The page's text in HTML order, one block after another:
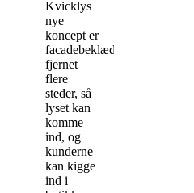
Kvicklys
nye
koncept er
facadebeklædningen
fjernet
flere
steder, så
lyset kan
komme
ind, og
kunderne
kan kigge
ind i